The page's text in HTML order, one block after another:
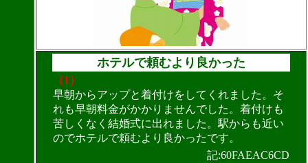
ホテルで頼むより良かった
（1）
早朝からアップと着付けをしてくれました。そ
れも早朝料金がかかりませんでした。着付けも
苦しくなく結婚式に出れました。駅からも近い
のでホテルで頼むより良かったです。
記:60FAEAC6CD